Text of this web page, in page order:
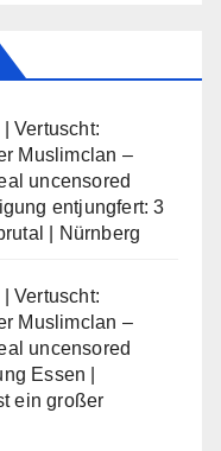
Vertuscht:
Muslimclan –
uncensored
entjungfert: 3
| Nürnberg
Vertuscht:
Muslimclan –
uncensored
Essen |
ein großer